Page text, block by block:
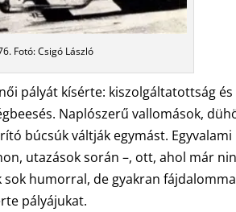
Fotó: Csigó László
pályát kísérte: kiszolgáltatottság
Naplószerű vallomások,
búcsúk váltják egymást.
utazások során –, ott, ahol már
humorral, de gyakran
pályájukat.